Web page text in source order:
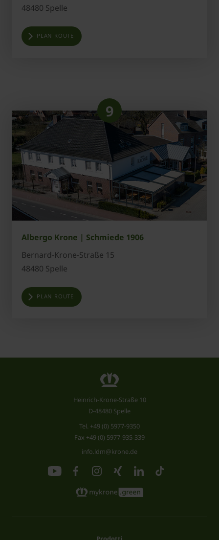
48480 Spelle
PLAN ROUTE
9
Albergo Krone | Schmiede 1906
Bernard-Krone-Straße 15
48480 Spelle
PLAN ROUTE
Heinrich-Krone-Straße 10
D-48480 Spelle
Tel. +49 (0) 5977-9350
Fax +49 (0) 5977-935-339
info.ldm@krone.de